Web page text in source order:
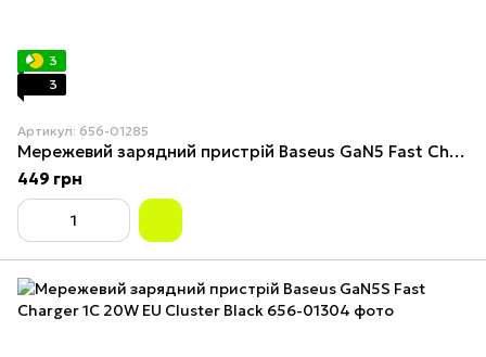
3
3
Артикул: 656-01285
Мережевий зарядний пристрій Baseus GaN5 Fast Charger (mini) 1C 25W EU Moon White
449 грн